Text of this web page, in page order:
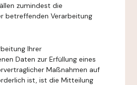
zumindest die
betreffenden Verarbeitung
Ihrer
Daten zur Erfüllung eines
Maßnahmen auf
ist, ist die Mitteilung